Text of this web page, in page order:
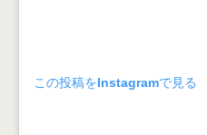
この投稿をInstagramで見る